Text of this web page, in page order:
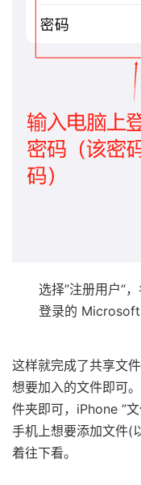
选择”注册用户“
登录的 Microsoft
这样就完成了共享文
想要加入的文件即可
件夹即可，iPhone ”
手机上想要添加文件(
着往下看。